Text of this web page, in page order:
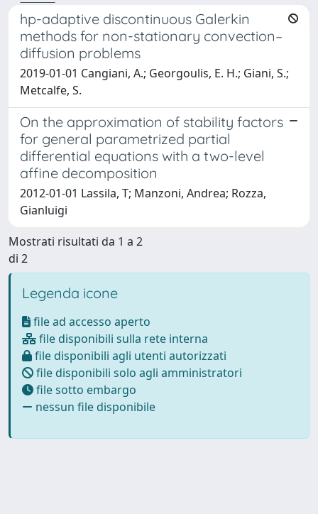
hp-adaptive discontinuous Galerkin
methods for non-stationary convection–
diffusion problems
2019-01-01 Cangiani, A.; Georgoulis, E. H.; Giani, S.;
Metcalfe, S.
On the approximation of stability factors
for general parametrized partial
differential equations with a two-level
affine decomposition
2012-01-01 Lassila, T; Manzoni, Andrea; Rozza,
Gianluigi
Mostrati risultati da 1 a 2
di 2
Legenda icone
file ad accesso aperto
file disponibili sulla rete interna
file disponibili agli utenti autorizzati
file disponibili solo agli amministratori
file sotto embargo
nessun file disponibile